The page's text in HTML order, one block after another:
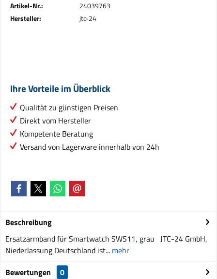
Artikel-Nr.:
24039763
Hersteller:
jtc-24
Ihre Vorteile im Überblick
Qualität zu günstigen Preisen
Direkt vom Hersteller
Kompetente Beratung
Versand von Lagerware innerhalb von 24h
Beschreibung
Ersatzarmband für Smartwatch SWS11, grau JTC-24 GmbH,
Niederlassung Deutschland ist... mehr
Bewertungen
0